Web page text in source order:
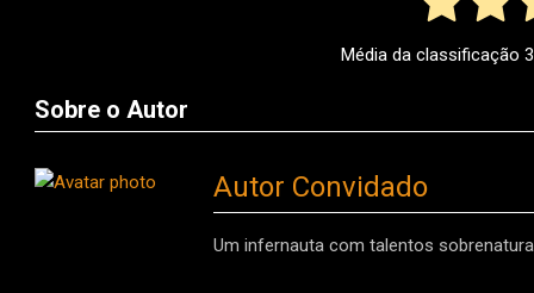
Média da classificação
Sobre o Autor
Autor Convidado
Um infernauta com talentos